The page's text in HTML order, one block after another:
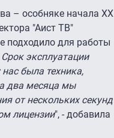
– особняке начала XX
"Аист ТВ"
подходило для работы
эксплуатации
была техника,
два месяца мы
от нескольких секунд
лицензии", - добавила